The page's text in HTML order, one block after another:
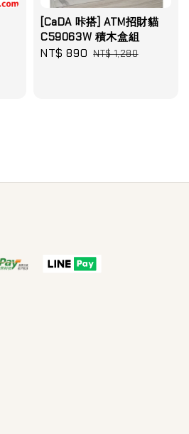
[CaDA 咔搭] ATM招財貓
C59063W 積木盒組
Sale
NT$ 890 Regular
NT$ 1,280